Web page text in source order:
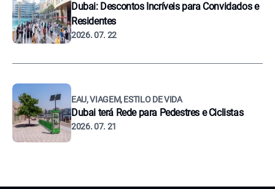
Dubai: Descontos Incríveis para Convidados e
Residentes
2026. 07. 22
EAU, VIAGEM, ESTILO DE VIDA
Dubai terá Rede para Pedestres e Ciclistas
2026. 07. 21